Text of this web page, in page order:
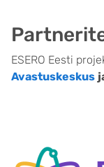
ESERO Eesti
Avastuskeskus